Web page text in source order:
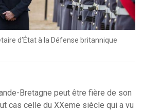
d’État à la Défense britannique
Bretagne peut être fière de son
cas celle du XXeme siècle qui a vu